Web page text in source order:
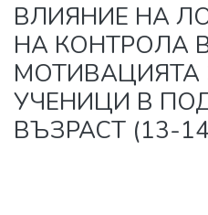
ВЛИЯНИЕ НА
НА КОНТРОЛА
МОТИВАЦИЯТА
УЧЕНИЦИ В
ВЪЗРАСТ (13-